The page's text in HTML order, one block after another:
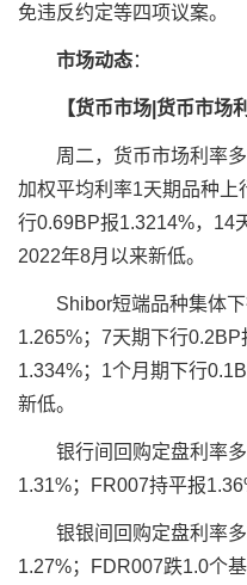
免违反约定等四项议案。
市场动态：
【货币市场|货币市场
周二，货币市场利率多
加权平均利率1天期品种
行0.69BP报1.3214%，14
2022年8月以来新低。
Shibor短端品种集体下
1.265%；7天期下行
1.334%；1个月期下行
新低。
银行间回购定盘利率多
1.31%；FR007持平报
银银间回购定盘利率多
1.27%；FDR007跌1.0个